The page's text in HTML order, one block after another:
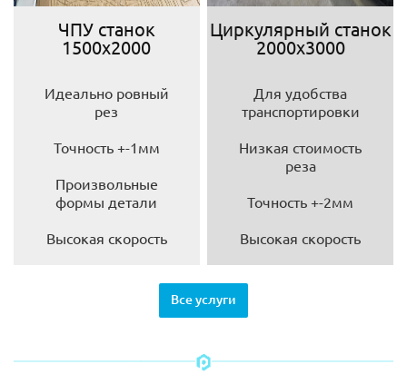
ЧПУ станок
1500х2000
Идеально ровный
рез
Точность +-1мм
Произвольные
формы детали
Высокая скорость
Циркулярный станок
2000х3000
Для удобства
транспортировки
Низкая стоимость
реза
Точность +-2мм
Высокая скорость
Все услуги